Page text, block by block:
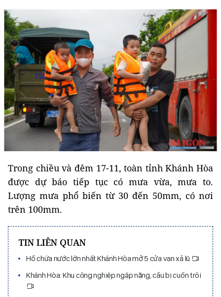
Trong chiều và đêm 17-11, toàn tỉnh Khánh Hòa
được dự báo tiếp tục có mưa vừa, mưa to.
Lượng mưa phổ biến từ 30 đến 50mm, có nơi
trên 100mm.
TIN LIÊN QUAN
Hồ chứa nước lớn nhất Khánh Hòa mở 5 cửa van xả lũ
Khánh Hòa: Khu công nghiệp ngập nặng, cầu bị cuốn trôi